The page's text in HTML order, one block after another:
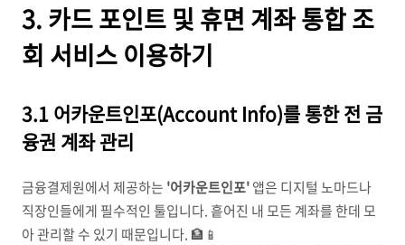
3. 카드 포인트 및 휴면 계좌 통합 조
회 서비스 이용하기
3.1 어카운트인포(Account Info)를 통한 전 금
융권 계좌 관리
금융결제원에서 제공하는 '어카운트인포'앱은 디지털 노마드나
직장인들에게 필수적인 툴입니다. 흩어진 내 모든 계좌를 한데 모
아 관리할 수 있기 때문입니다. 🏦📱